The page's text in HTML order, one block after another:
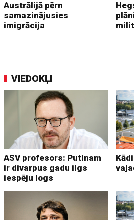
Austrālijā pērn
samazinājusies
imigrācija
VIEDOKĻI
ASV profesors: Putinam
ir divarpus gadu ilgs
iespēju logs